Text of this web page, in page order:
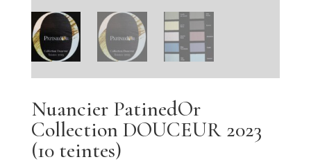
Nuancier PatinedOr
Collection DOUCEUR 2023
(10 teintes)